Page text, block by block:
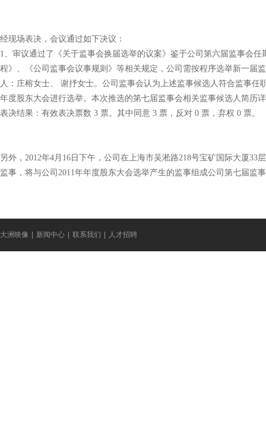
经现场表决，会议通过如下决议：
1、审议通过了《关于监事会换届选举的议案》鉴于公司第六届监事会
程》、《公司监事会议事规则》等相关规定，公司需按程序选举新一届
人：庄榕女士、 谢抒女士。公司监事会认为上述监事候选人符合监事
年度股东大会进行选举。本次推选的第七届监事会相关监事候选人简历
表决结果：有效表决票数 3 票。其中同意 3 票，反对 0 票，弃权 0 票。
另外，2012年4月16日下午，公司在上海市吴淞路218号宝矿国际大厦
监事，将与公司2011年年度股东大会选举产生的监事组成公司第七届监
大洲映像 新闻中心 联系我们 人才招聘